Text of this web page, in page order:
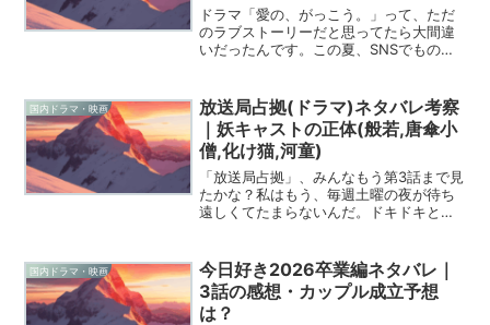
ドラマ「愛の、がっこう。」って、ただ
のラブストーリーだと思ってたら大間違
いだったんです。この夏、SNSでものす
かな？」なんて思ってたんですけど、見
始めたらもう止まらなく...
国内ドラマ・映画
放送局占拠(ドラマ)ネタバレ考察
｜妖キャストの正体(般若,唐傘小
僧,化け猫,河童)
「放送局占拠」、みんなもう第3話まで見
たかな？私はもう、毎週土曜の夜が待ち
遠しくてたまらないんだ。ドキドキとハ
マ)｜作品情報このドラマはね、「大病院
占拠」「新空港占拠」...
国内ドラマ・映画
今日好き2026卒業編ネタバレ｜
3話の感想・カップル成立予想
は？